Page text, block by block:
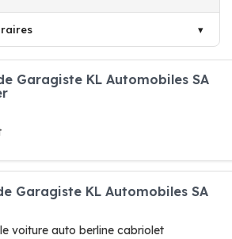
Garagiste KL Automobiles SA
Garagiste KL Automobiles SA
voiture auto berline cabriolet